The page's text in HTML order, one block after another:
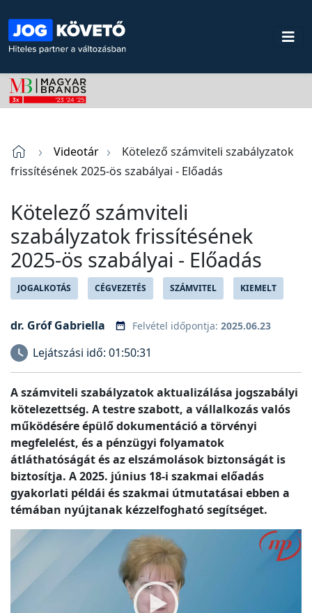
Videotár
Kötelező számviteli szabályzatok
frissítésének 2025-ös szabályai - Előadás
Kötelező számviteli
szabályzatok frissítésének
2025-ös szabályai - Előadás
JOGALKOTÁS CÉGVEZETÉS SZÁMVITEL KIEMELT
dr. Gróf Gabriella Felvétel időpontja: 2025.06.23
Lejátszási idő: 01:50:31
A számviteli szabályzatok aktualizálása jogszabályi
kötelezettség. A testre szabott, a vállalkozás valós
működésére épülő dokumentáció a törvényi
megfelelést, és a pénzügyi folyamatok
átláthatóságát és az elszámolások biztonságát is
biztosítja. A 2025. június 18-i szakmai előadás
gyakorlati példái és szakmai útmutatásai ebben a
témában nyújtanak kézzelfogható segítséget.